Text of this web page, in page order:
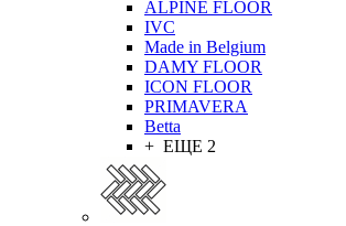
ALPINE FLOOR
IVC
Made in Belgium
DAMY FLOOR
ICON FLOOR
PRIMAVERA
Betta
+ ЕЩЕ 2